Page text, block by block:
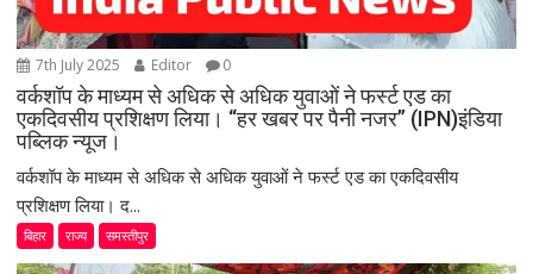
7th July 2025 Editor 0
वर्कशॉप के माध्यम से अधिक से अधिक युवाओं ने फर्स्ट एड का
एकदिवसीय प्रशिक्षण लिया। “हर खबर पर पैनी नजर” (IPN)इंडिया
पब्लिक न्यूज।
वर्कशॉप के माध्यम से अधिक से अधिक युवाओं ने फर्स्ट एड का एकदिवसीय
प्रशिक्षण लिया। द...
बिहार राज्य समस्तीपुर